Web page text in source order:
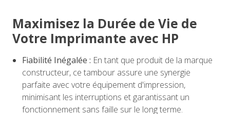
Maximisez la Durée de Vie de
Votre Imprimante avec HP
Fiabilité Inégalée : En tant que produit de la marque
constructeur, ce tambour assure une synergie
parfaite avec votre équipement d'impression,
minimisant les interruptions et garantissant un
fonctionnement sans faille sur le long terme.